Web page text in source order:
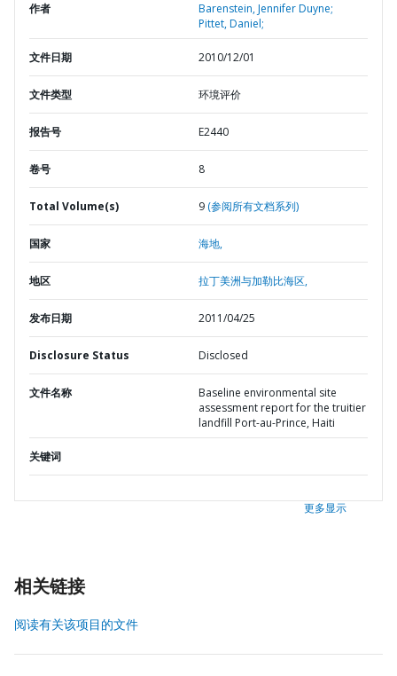
作者
Barenstein, Jennifer Duyne;
Pittet, Daniel;
文件日期 2010/12/01
文件类型 环境评价
报告号 E2440
卷号 8
Total Volume(s) 9 (参阅所有文档系列)
国家 海地,
地区 拉丁美洲与加勒比海区,
发布日期 2011/04/25
Disclosure Status Disclosed
文件名称
Baseline environmental site
assessment report for the truitier
landfill Port-au-Prince, Haiti
关键词
更多显示
相关链接
阅读有关该项目的文件